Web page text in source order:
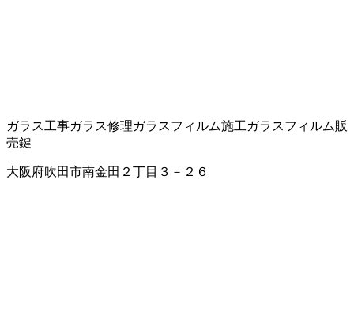
ガラス工事ガラス修理ガラスフィルム施工ガラスフィルム販
売鍵
大阪府吹田市南金田２丁目３－２６